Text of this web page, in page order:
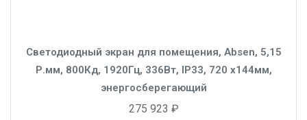
Светодиодный экран для помещения, Absen, 5,15
Р.мм, 800Кд, 1920Гц, 336Вт, IP33, 720 x144мм,
энергосберегающий
275 923 ₽